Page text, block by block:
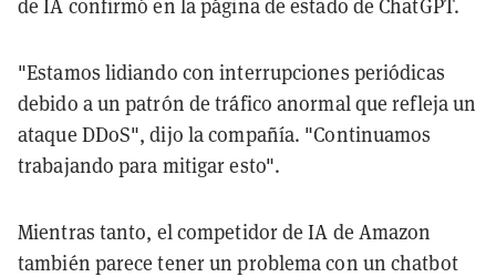
de IA confirmó en la página de estado de ChatGPT.
"Estamos lidiando con interrupciones periódicas
debido a un patrón de tráfico anormal que refleja un
ataque DDoS", dijo la compañía. "Continuamos
trabajando para mitigar esto".
Mientras tanto, el competidor de IA de Amazon
también parece tener un problema con un chatbot